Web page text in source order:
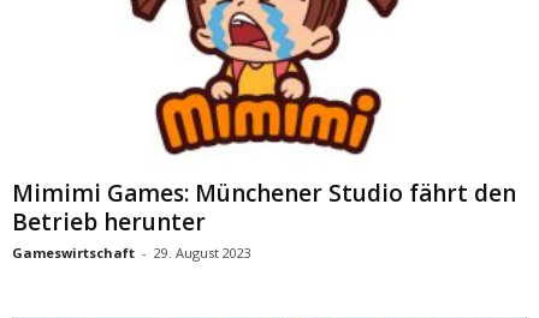
Mimimi Games: Münchener Studio fährt den
Betrieb herunter
Gameswirtschaft - 29. August 2023